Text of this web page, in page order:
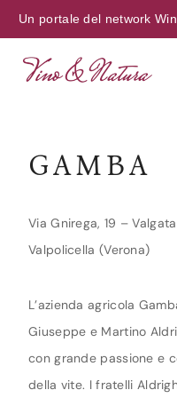
Un portale del network
GAMBA
Via Gnirega, 19 –
Valpolicella (Verona)
L’azienda agricola
Giuseppe e Martino
con grande passione e
della vite. I fratelli